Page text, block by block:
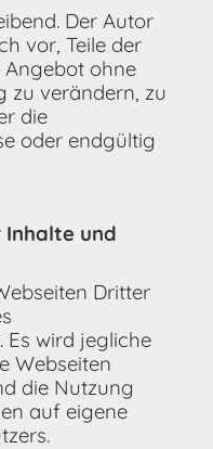
Der Autor
vor, Teile der
Angebot ohne
zu verändern, zu
die
oder endgültig
Inhalte und
Dritter
wird jegliche
Webseiten
die Nutzung
auf eigene